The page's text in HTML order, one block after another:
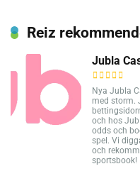
Reiz
Jubla
Nya Jubla
med storm.
och hos
odds och
spel. Vi
och
sportsbook!